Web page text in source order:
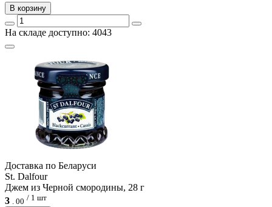
В корзину
На складе доступно: 4043
Доcтавка по Беларуси
St. Dalfour
Джем из Черной смородины, 28 г
3 . 00 / 1 шт